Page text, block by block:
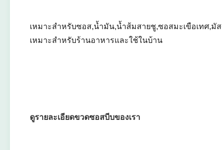
เหมาะสำหรับซอส,น้ำมัน,น้ำส้มสายชู,ซอสมะเขือเทศ,มัส
เหมาะสำหรับร้านอาหารและใช้ในบ้าน
ดูรายละเอียดขวดซอสบีบของเรา